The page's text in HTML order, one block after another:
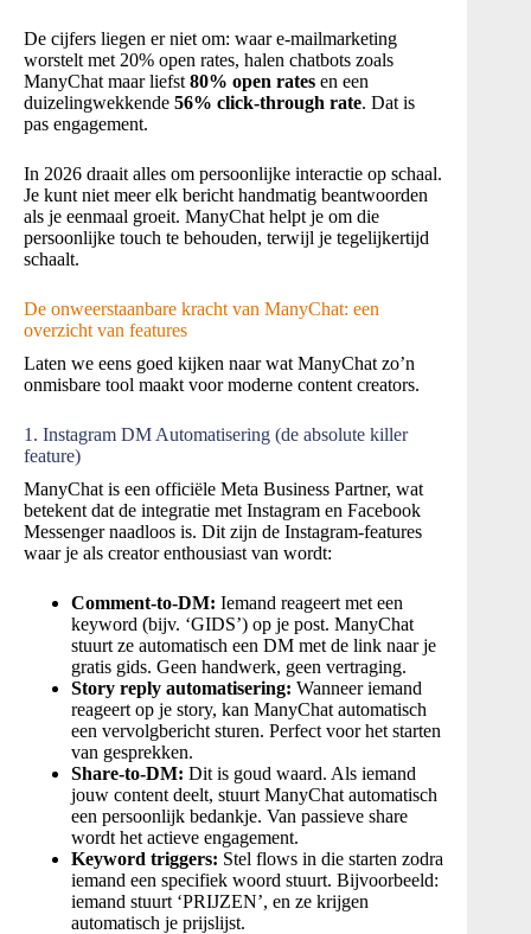
De cijfers liegen er niet om: waar e-mailmarketing
worstelt met 20% open rates, halen chatbots zoals
ManyChat maar liefst 80% open rates en een
duizelingwekkende 56% click-through rate. Dat is
pas engagement.
In 2026 draait alles om persoonlijke interactie op schaal.
Je kunt niet meer elk bericht handmatig beantwoorden
als je eenmaal groeit. ManyChat helpt je om die
persoonlijke touch te behouden, terwijl je tegelijkertijd
schaalt.
De onweerstaanbare kracht van ManyChat: een
overzicht van features
Laten we eens goed kijken naar wat ManyChat zo’n
onmisbare tool maakt voor moderne content creators.
1. Instagram DM Automatisering (de absolute killer
feature)
ManyChat is een officiële Meta Business Partner, wat
betekent dat de integratie met Instagram en Facebook
Messenger naadloos is. Dit zijn de Instagram-features
waar je als creator enthousiast van wordt:
Comment-to-DM: Iemand reageert met een
keyword (bijv. ‘GIDS’) op je post. ManyChat
stuurt ze automatisch een DM met de link naar je
gratis gids. Geen handwerk, geen vertraging.
Story reply automatisering: Wanneer iemand
reageert op je story, kan ManyChat automatisch
een vervolgbericht sturen. Perfect voor het starten
van gesprekken.
Share-to-DM: Dit is goud waard. Als iemand
jouw content deelt, stuurt ManyChat automatisch
een persoonlijk bedankje. Van passieve share
wordt het actieve engagement.
Keyword triggers: Stel flows in die starten zodra
iemand een specifiek woord stuurt. Bijvoorbeeld:
iemand stuurt ‘PRIJZEN’, en ze krijgen
automatisch je prijslijst.